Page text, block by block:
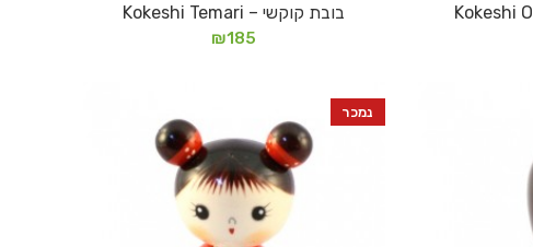
מידע נוסףבובת קוקשי – Kokeshi Temari
₪185
נמכר